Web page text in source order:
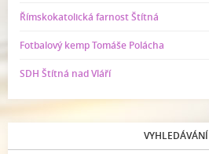
Římskokatolická farnost Štítná
Fotbalový kemp Tomáše Polácha
SDH Štítná nad Vláří
VYHLEDÁVÁNÍ